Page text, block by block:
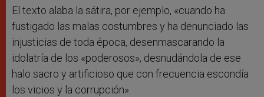
El texto alaba la sátira, por ejemplo, «cuando ha
fustigado las malas costumbres y ha denunciado las
injusticias de toda época, desenmascarando la
idolatría de los «poderosos», desnudándola de ese
halo sacro y artificioso que con frecuencia escondía
los vicios y la corrupción».